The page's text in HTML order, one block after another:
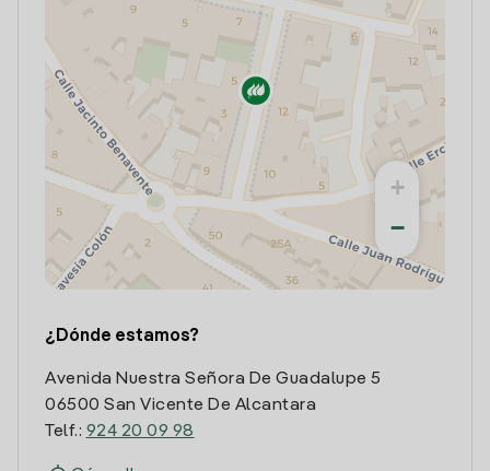
+
−
¿Dónde estamos?
Avenida Nuestra Señora De Guadalupe 5
06500 San Vicente De Alcantara
Telf.: 924 20 09 98